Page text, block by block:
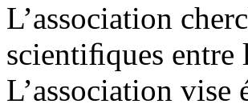
L’association
scientiﬁques entre
L’association vise